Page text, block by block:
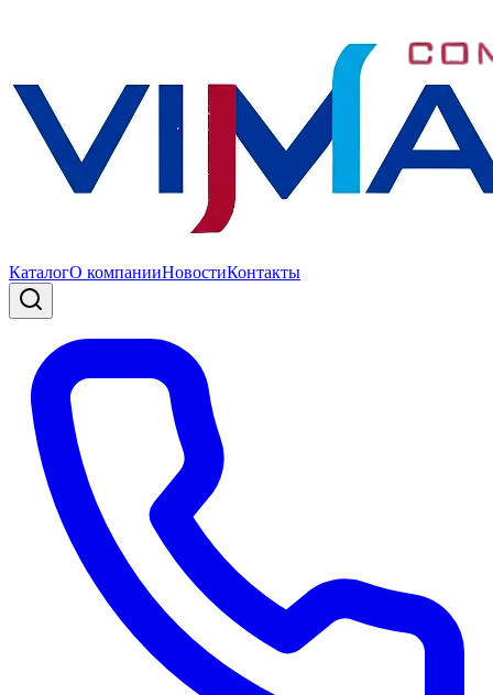
КаталогО компанииНовостиКонтакты